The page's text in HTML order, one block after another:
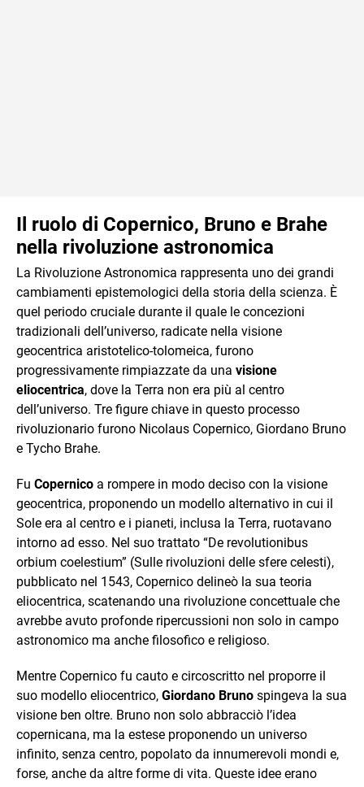
Il ruolo di Copernico, Bruno e Brahe
nella rivoluzione astronomica
La Rivoluzione Astronomica rappresenta uno dei grandi
cambiamenti epistemologici della storia della scienza. È
quel periodo cruciale durante il quale le concezioni
tradizionali dell’universo, radicate nella visione
geocentrica aristotelico-tolomeica, furono
progressivamente rimpiazzate da una visione
eliocentrica, dove la Terra non era più al centro
dell’universo. Tre figure chiave in questo processo
rivoluzionario furono Nicolaus Copernico, Giordano Bruno
e Tycho Brahe.
Fu Copernico a rompere in modo deciso con la visione
geocentrica, proponendo un modello alternativo in cui il
Sole era al centro e i pianeti, inclusa la Terra, ruotavano
intorno ad esso. Nel suo trattato “De revolutionibus
orbium coelestium” (Sulle rivoluzioni delle sfere celesti),
pubblicato nel 1543, Copernico delineò la sua teoria
eliocentrica, scatenando una rivoluzione concettuale che
avrebbe avuto profonde ripercussioni non solo in campo
astronomico ma anche filosofico e religioso.
Mentre Copernico fu cauto e circoscritto nel proporre il
suo modello eliocentrico, Giordano Bruno spingeva la sua
visione ben oltre. Bruno non solo abbracciò l’idea
copernicana, ma la estese proponendo un universo
infinito, senza centro, popolato da innumerevoli mondi e,
forse, anche da altre forme di vita. Queste idee erano